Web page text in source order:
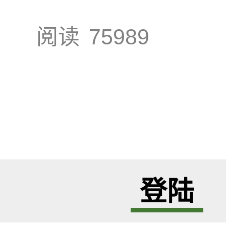
阅读 75989
登陆